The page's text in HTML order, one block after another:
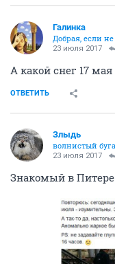
Галинка
Добрая, если
23 июля 2017
А какой снег 17
ОТВЕТИТЬ
Злыдь
волнистый
23 июля 2017
Знакомый в Питере